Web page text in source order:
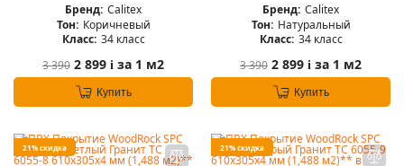
Бренд: Calitex
Тон: Коричневый
Класс: 34 класс
3 390 2 899 i за 1 м2
Купить
Бренд: Calitex
Тон: Натуральный
Класс: 34 класс
3 390 2 899 i за 1 м2
Купить
21% скидка 21% скидка